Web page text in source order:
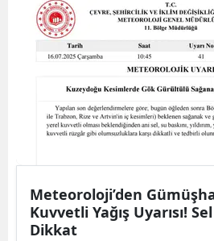
Meteoroloji’den
Kuvvetli Yağış Uyarısı!
Dikkat